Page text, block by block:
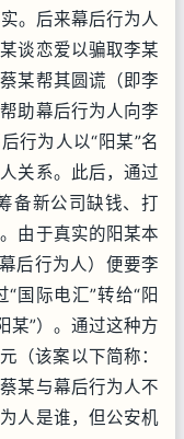
。后来幕后行为人
谈恋爱以骗取李某
某帮其圆谎（即李
助幕后行为人向李
行为人以“阳某”名
关系。此后，通过
备新公司缺钱、打
由于真实的阳某本
后行为人）便要李
国际电汇”转给“阳
某”）。通过这种方
（该案以下简称：
某与幕后行为人不
人是谁，但公安机